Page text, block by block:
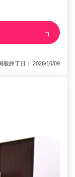
終了日： 2026/10/09